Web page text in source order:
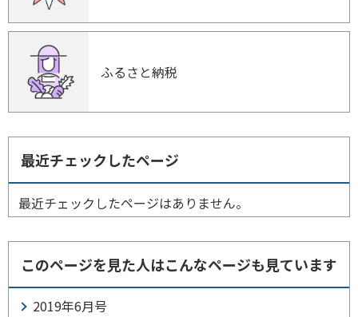
ふるさと納税
最近チェックしたページ
最近チェックしたページはありません。
このページを見た人はこんなページも見ています
2019年6月号